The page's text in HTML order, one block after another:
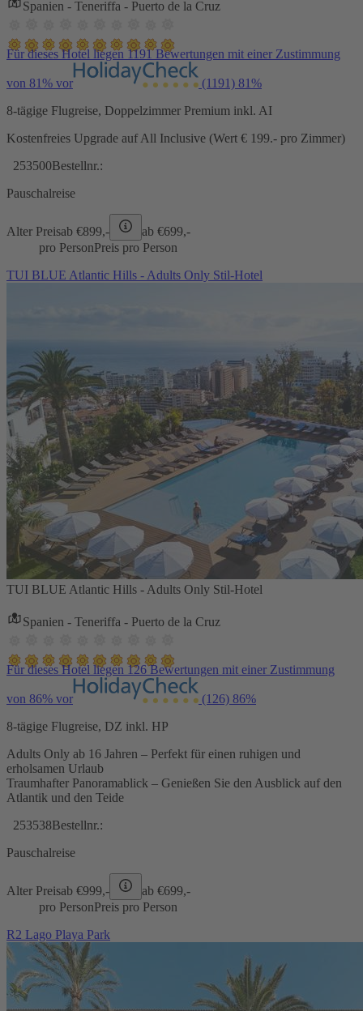
Spanien - Teneriffa - Puerto de la Cruz
Für dieses Hotel liegen 1191 Bewertungen mit einer Zustimmung
von 81% vor (1191) 81%
8-tägige Flugreise, Doppelzimmer Premium inkl. AI
Kostenfreies Upgrade auf All Inclusive (Wert € 199.- pro Zimmer)
253500Bestellnr.:
Pauschalreise
Alter Preisab €899,- ab €699,-
pro PersonPreis pro Person
TUI BLUE Atlantic Hills - Adults Only Stil-Hotel
TUI BLUE Atlantic Hills - Adults Only Stil-Hotel
Spanien - Teneriffa - Puerto de la Cruz
Für dieses Hotel liegen 126 Bewertungen mit einer Zustimmung
von 86% vor (126) 86%
8-tägige Flugreise, DZ inkl. HP
Adults Only ab 16 Jahren – Perfekt für einen ruhigen und
erholsamen Urlaub
Traumhafter Panoramablick – Genießen Sie den Ausblick auf den
Atlantik und den Teide
253538Bestellnr.:
Pauschalreise
Alter Preisab €999,- ab €699,-
pro PersonPreis pro Person
R2 Lago Playa Park